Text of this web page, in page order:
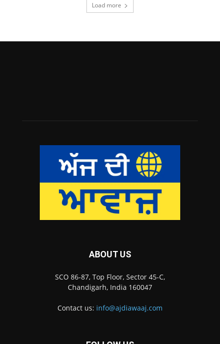
Load more
ABOUT US
SCO 86-87, Top Floor, Sector 45-C,
Chandigarh, India 160047
Contact us: info@ajdiawaaj.com